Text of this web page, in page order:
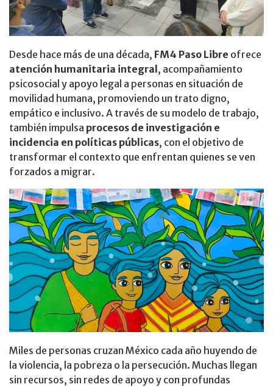
Desde hace más de una década, FM4 Paso Libre ofrece
atención humanitaria integral , acompañamiento
psicosocial y apoyo legal a personas en situación de
movilidad humana, promoviendo un trato digno,
empático e inclusivo. A través de su modelo de trabajo,
también impulsa procesos de investigación e
incidencia en políticas públicas, con el objetivo de
transformar el contexto que enfrentan quienes se ven
forzados a migrar.
Miles de personas cruzan México cada año huyendo de
la violencia, la pobreza o la persecución. Muchas llegan
sin recursos, sin redes de apoyo y con profundas